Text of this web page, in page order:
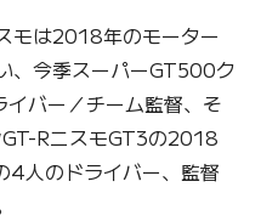
モは2018年のモーター
、今季スーパーGT500ク
バー／チーム監督、そ
RニスモGT3の2018
4人のドライバー、監督